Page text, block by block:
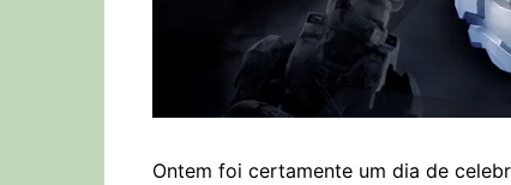
Ontem foi certamente um dia de